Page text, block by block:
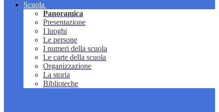
Scuola
Panoramica
Presentazione
I luoghi
Le persone
I numeri della scuola
Le carte della scuola
Organizzazione
La storia
Biblioteche